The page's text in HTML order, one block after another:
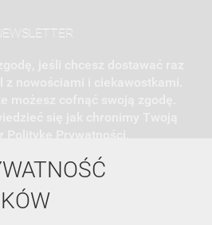
NEWSLETTER